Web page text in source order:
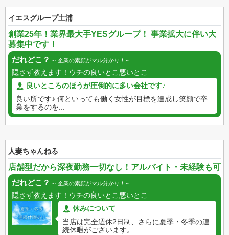
イエスグループ土浦
創業25年！業界最大手YESグループ！ 事業拡大に伴い大
募集中です！
だれどこ？
企業の素顔がマル分かり！
隠さず教えます！ウチの良いとこ悪いとこ
良いところのほうが圧倒的に多い会社です♪
良い所です♪ 何といっても働く女性が目標を達成し笑顔で卒
業をするのを...
人妻ちゃんねる
店舗型だから深夜勤務一切なし！アルバイト・未経験も可
だれどこ？
企業の素顔がマル分かり！
隠さず教えます！ウチの良いとこ悪いとこ
休みについて
当店は完全週休2日制、さらに夏季・冬季の連
続休暇がございます。